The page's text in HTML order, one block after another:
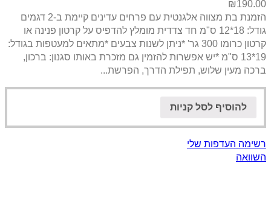
₪190.00
הזמנת בת מצווה אלגנטית עם פרחים עדינים קיימת ב-2 דגמים
גודל: 18*12 ס"מ חד צדדית מומלץ להדפיס על קרטון פנינה או
קרטון כרומו 300 גר' *ניתן לשנות צבעים *מתאים למעטפות בגודל:
19*13 ס"מ *יש אפשרות להזמין גם מזכרת באותו סגנון: ברכון,
ברכה מעין שלוש, תפילת הדרך, הפרשת...
להוסיף לסל קניות
רשימה העדפות שלי
השוואה